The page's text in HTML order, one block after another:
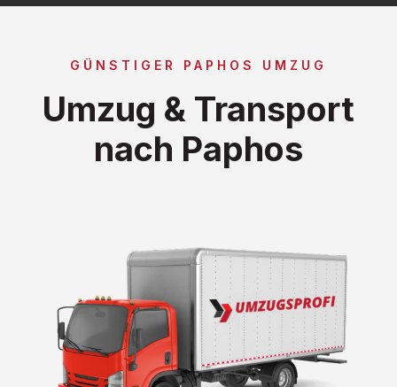
GÜNSTIGER PAPHOS UMZUG
Umzug & Transport
nach Paphos